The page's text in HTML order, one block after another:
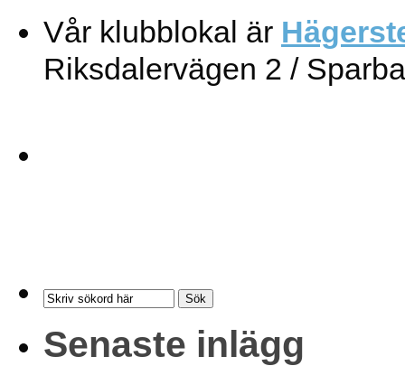
Vår klubblokal är
Riksdalervägen 2 /
Senaste inlägg